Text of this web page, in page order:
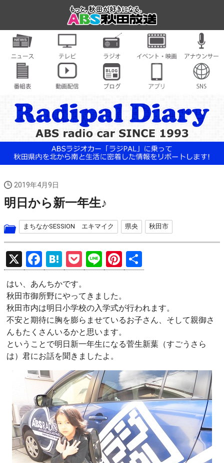
2019年4月9日
明日から新一年生♪
まちなかSESSION エキマイク 県央 秋田市
X
F
a
ce
b
o
o
k
H
at
e
n
a
P
o
ck
et
Li
n
e
Pi
nt
es
t
有
はい、あんちかです。
秋田市御所野にやってきました。
秋田市内は明日小学校の入学式が行われます。
不安と期待に胸を膨らませているお子さん、そして親御さ
んもたくさんいるかと思います。
ということで明日新一年生になる菅生新葉（すごうさら
は）君にお話を聞きましたよ。